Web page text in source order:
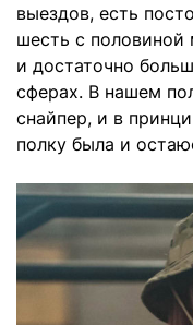
выездов, есть
шесть с половиной
и достаточно
сферах. В нашем
снайпер, и в
полку была и